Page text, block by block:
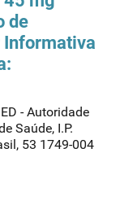
de
Informativa
- Autoridade
Saúde, I.P.
53 1749-004